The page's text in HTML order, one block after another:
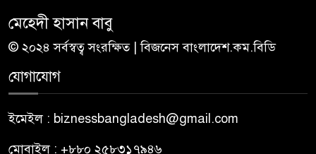
মেহেদী হাসান বাবু
© ২০২৪ সর্বস্বত্ব সংরক্ষিত | বিজনেস বাংলাদেশ.কম.বিডি
যোগাযোগ
ইমেইল : biznessbangladesh@gmail.com
মোবাইল : +৮৮০ ২৫৮৩১৭৯৪৬